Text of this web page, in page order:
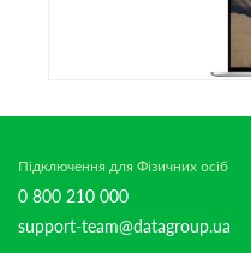
Підключення для Фізичних осіб
0 800 210 000
support-team@datagroup.ua